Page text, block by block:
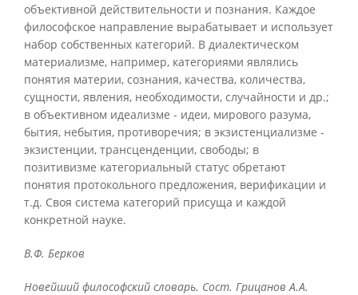
объективной действительности и познания. Каждое
философское направление вырабатывает и использует
набор собственных категорий. В диалектическом
материализме, например, категориями являлись
понятия материи, сознания, качества, количества,
сущности, явления, необходимости, случайности и др.;
в объективном идеализме - идеи, мирового разума,
бытия, небытия, противоречия; в экзистенциализме -
экзистенции, трансценденции, свободы; в
позитивизме категориальный статус обретают
понятия протокольного предложения, верификации и
т.д. Своя система категорий присуща и каждой
конкретной науке.
В.Ф. Берков
Новейший философский словарь. Сост. Грицанов А.А.